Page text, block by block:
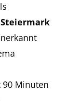
Minuten